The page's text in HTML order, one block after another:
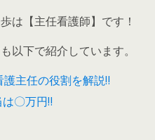
は【主任看護師】です！
以下で紹介しています。
主任の役割を解説‼
〇万円‼